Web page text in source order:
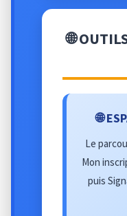
🌐
🌐
Le
Mon
puis